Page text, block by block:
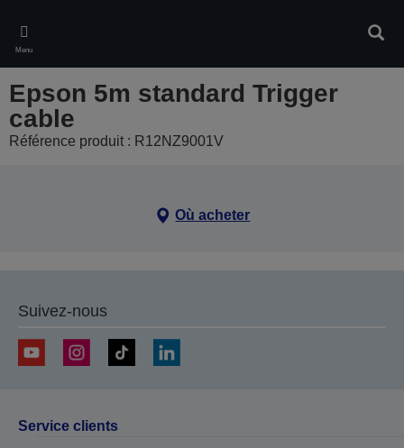
main
content
Menu
Epson 5m standard Trigger
cable
Référence produit : R12NZ9001V
Où acheter
Suivez-nous
Service clients